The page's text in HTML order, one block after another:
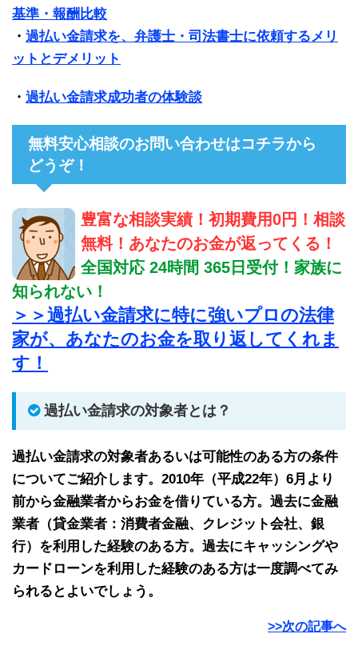
基準・報酬比較
・ 過払い金請求を、弁護士・司法書士に依頼するメリ
ットとデメリット
・ 過払い金請求成功者の体験談
無料安心相談のお問い合わせはコチラから
どうぞ！
豊富な相談実績！初期費用0円！相談
無料！あなたのお金が返ってくる！
全国対応 24時間 365日受付！家族に
知られない！
＞＞過払い金請求に特に強いプロの法律
家が、あなたのお金を取り返してくれま
す！
過払い金請求の対象者とは？
過払い金請求の対象者あるいは可能性のある方の条件
についてご紹介します。2010年（平成22年）6月より
前から金融業者からお金を借りている方。過去に金融
業者（貸金業者：消費者金融、クレジット会社、銀
行）を利用した経験のある方。過去にキャッシングや
カードローンを利用した経験のある方は一度調べてみ
られるとよいでしょう。
>>次の記事へ